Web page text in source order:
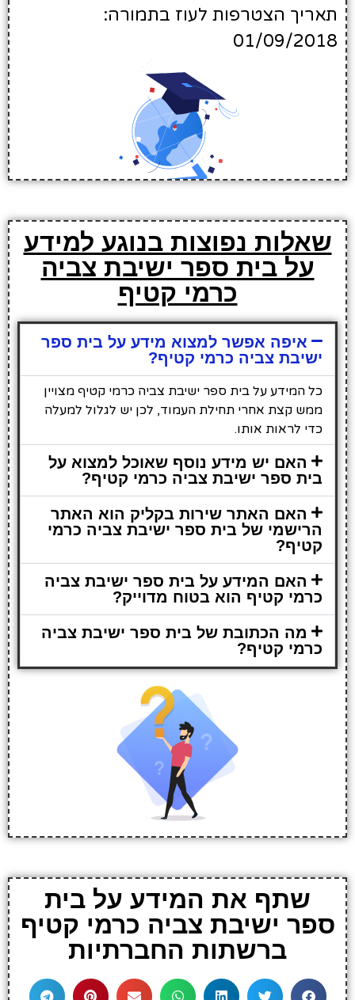
תאריך הצטרפות לעוז בתמורה:
01/09/2018
שאלות נפוצות בנוגע למידע
על בית ספר ישיבת צביה
כרמי קטיף
איפה אפשר למצוא מידע על בית ספר
ישיבת צביה כרמי קטיף?
כל המידע על בית ספר ישיבת צביה כרמי קטיף מצויין
ממש קצת אחרי תחילת העמוד, לכן יש לגלול למעלה
כדי לראות אותו.
האם יש מידע נוסף שאוכל למצוא על
בית ספר ישיבת צביה כרמי קטיף?
האם האתר שירות בקליק הוא האתר
הרישמי של בית ספר ישיבת צביה כרמי
קטיף?
האם המידע על בית ספר ישיבת צביה
כרמי קטיף הוא בטוח מדוייק?
מה הכתובת של בית ספר ישיבת צביה
כרמי קטיף?
שתף את המידע על בית
ספר ישיבת צביה כרמי קטיף
ברשתות החברתיות